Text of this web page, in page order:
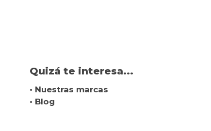
Quizá te interesa...
• Nuestras marcas
• Blog